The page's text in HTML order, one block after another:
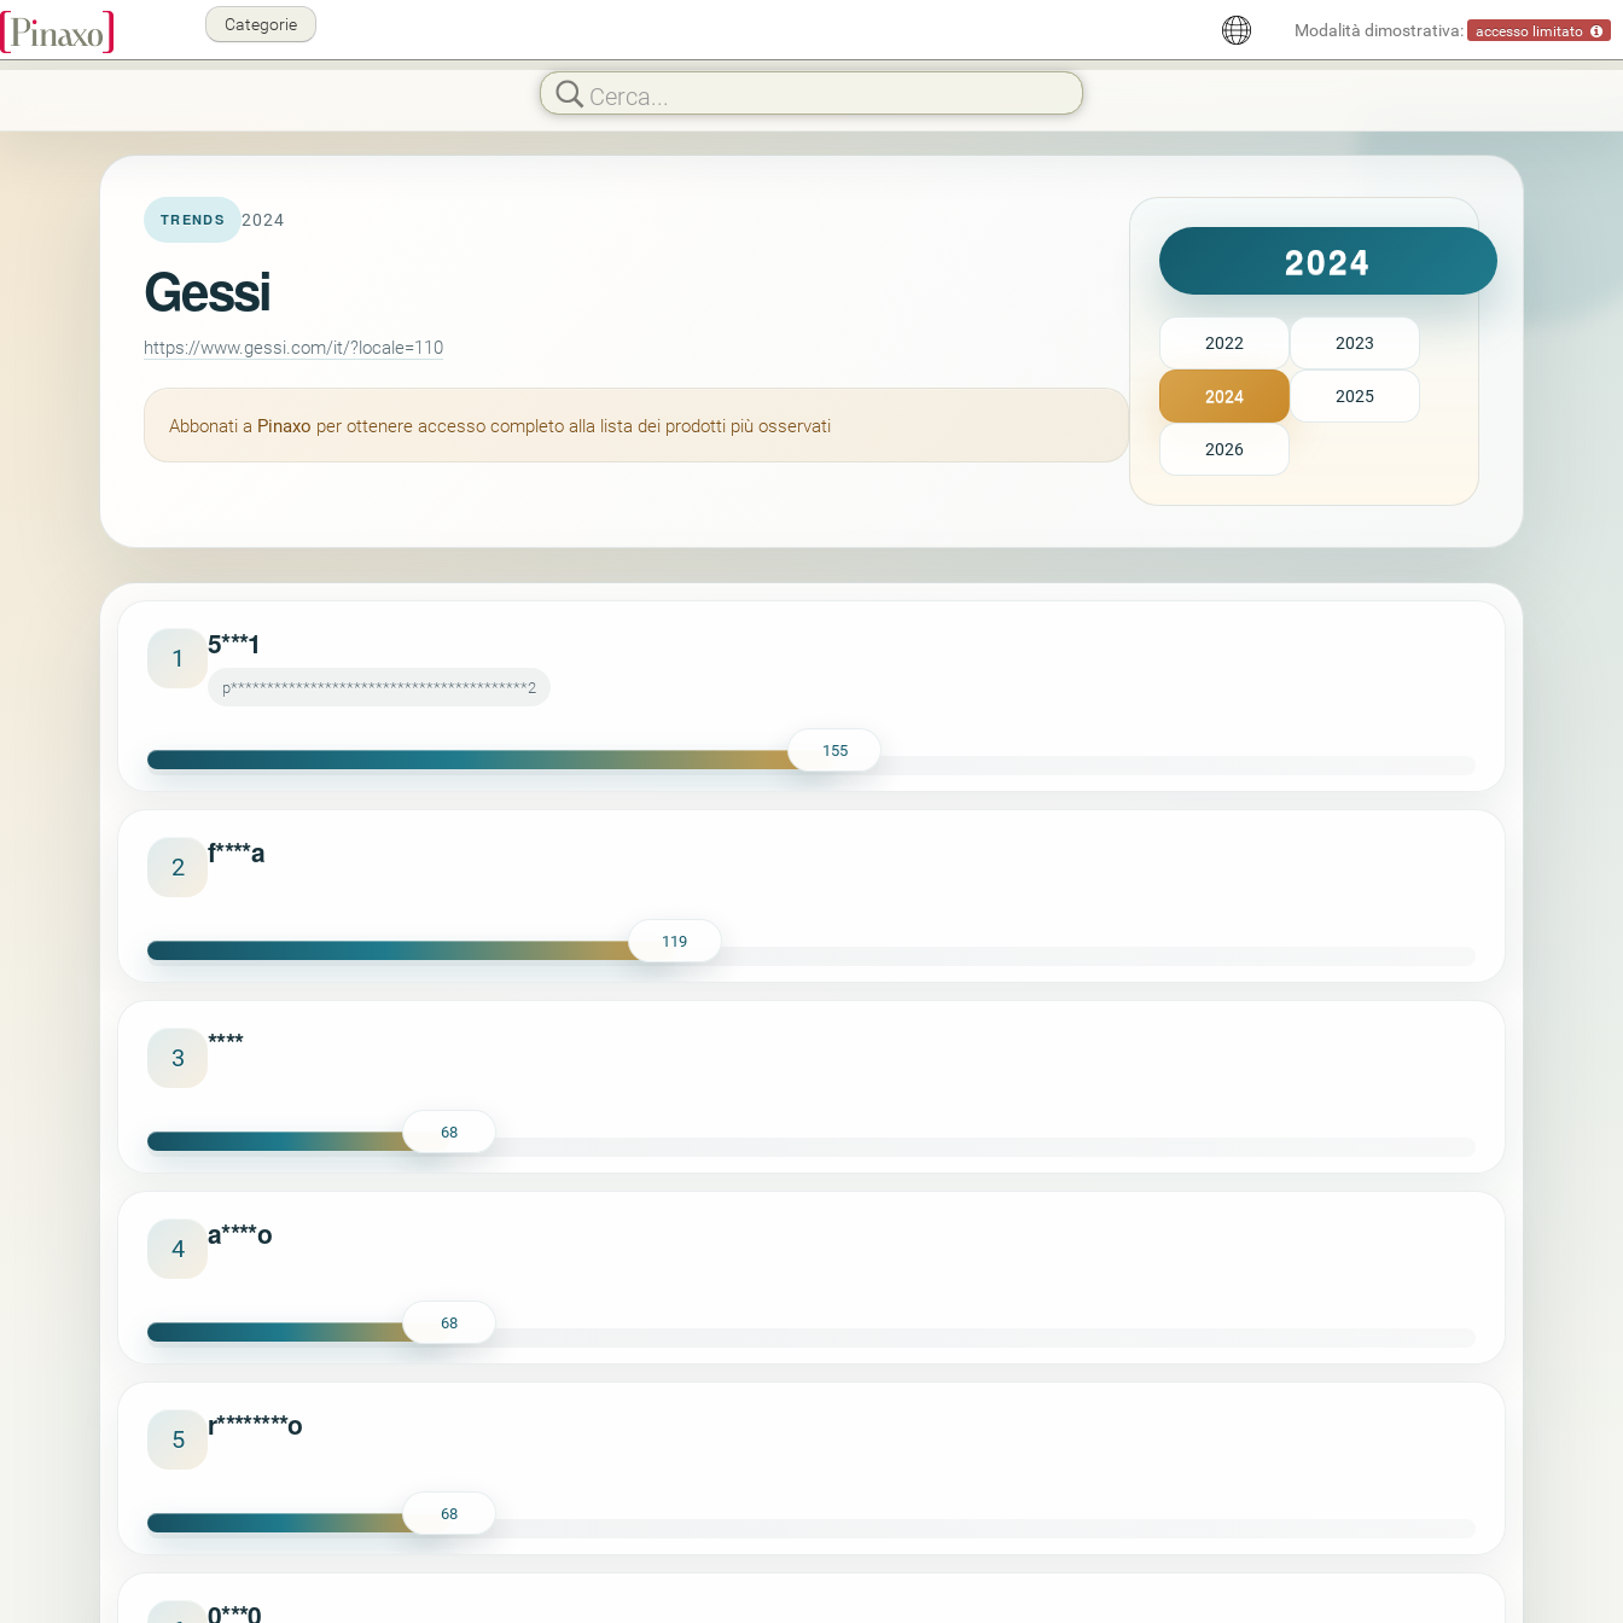
Modalità dimostrativa: accesso limitato
Categorie
TRENDS 2024
Gessi
https://www.gessi.com/it/?locale=110
Abbonati a Pinaxo per ottenere accesso completo alla lista dei prodotti più osservati
2024
2022 2023
2024 2025
2026
1 5***1
p*****************************************2
155
2 f****a
119
3 ****
68
4 a****o
68
5 r********o
68
0***0